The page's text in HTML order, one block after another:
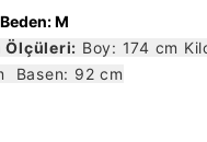
M
Ölçüleri: Boy: 174 cm
Basen: 92 cm